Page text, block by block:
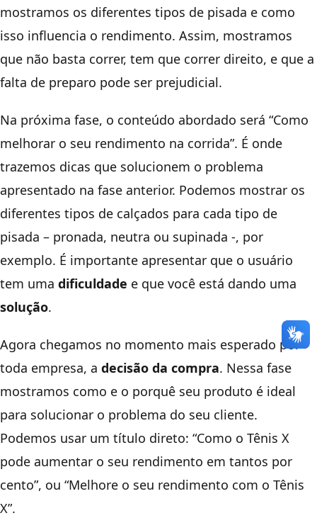
mostramos os diferentes tipos de pisada e como
isso influencia o rendimento. Assim, mostramos
que não basta correr, tem que correr direito, e que a
falta de preparo pode ser prejudicial.
Na próxima fase, o conteúdo abordado será “Como
melhorar o seu rendimento na corrida”. É onde
trazemos dicas que solucionem o problema
apresentado na fase anterior. Podemos mostrar os
diferentes tipos de calçados para cada tipo de
pisada – pronada, neutra ou supinada -, por
exemplo. É importante apresentar que o usuário
tem uma dificuldade e que você está dando uma
solução.
Agora chegamos no momento mais esperado por
toda empresa, a decisão da compra. Nessa fase
mostramos como e o porquê seu produto é ideal
para solucionar o problema do seu cliente.
Podemos usar um título direto: “Como o Tênis X
pode aumentar o seu rendimento em tantos por
cento”, ou “Melhore o seu rendimento com o Tênis
X”.